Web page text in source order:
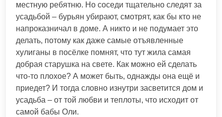
местную ребятню. Но соседи тщательно следят за
усадьбой – бурьян убирают, смотрят, как бы кто не
напроказничал в доме. А никто и не подумает это
делать, потому как даже самые отъявленные
хулиганы в посёлке помнят, что тут жила самая
добрая старушка на свете. Как можно ей сделать
что-то плохое? А может быть, однажды она ещё и
приедет? И тогда словно изнутри засветится дом и
усадьба – от той любви и теплоты, что исходит от
самой бабы Оли.